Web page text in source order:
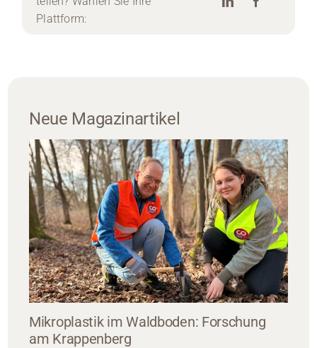
Plattform:
Neue Magazinartikel
Mikroplastik im Waldboden: Forschung
am Krappenberg